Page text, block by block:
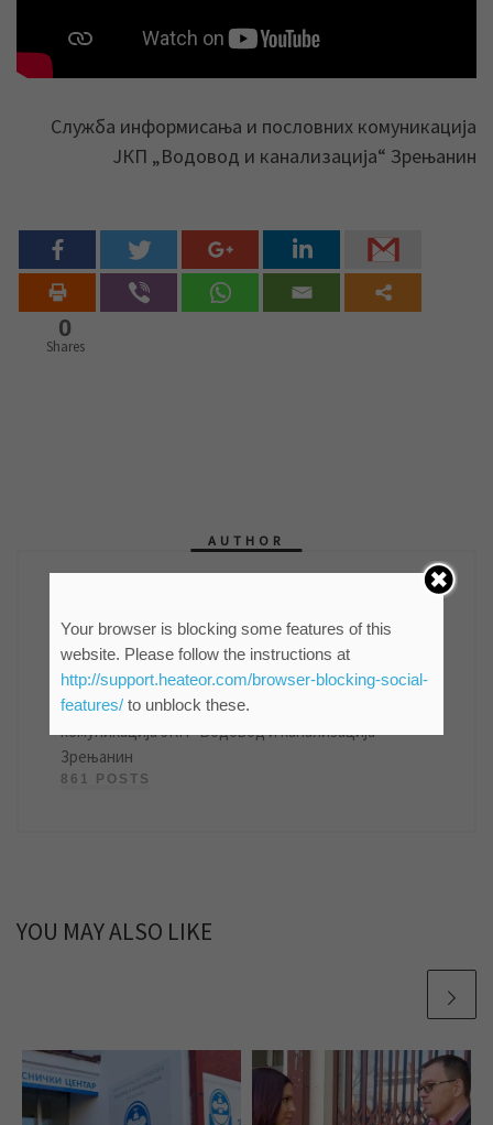
Служба информисања и пословних комуникација
ЈКП „Водовод и канализација“ Зрењанин
0
Shares
AUTHOR
мр Синиша Гајин
Руководилац Службе информисања и пословних
комуникација ЈКП "Водовод и канализација"
Зрењанин
861 POSTS
YOU MAY ALSO LIKE
Your browser is blocking some features of this
website. Please follow the instructions at
http://support.heateor.com/browser-blocking-social-
features/to unblock these.